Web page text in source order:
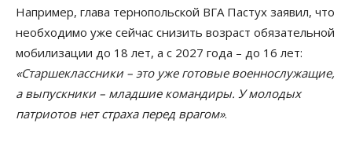
Например, глава тернопольской ВГА Пастух заявил, что
необходимо уже сейчас снизить возраст обязательной
мобилизации до 18 лет, а с 2027 года – до 16 лет:
«Старшеклассники – это уже готовые военнослужащие,
а выпускники – младшие командиры. У молодых
патриотов нет страха перед врагом».